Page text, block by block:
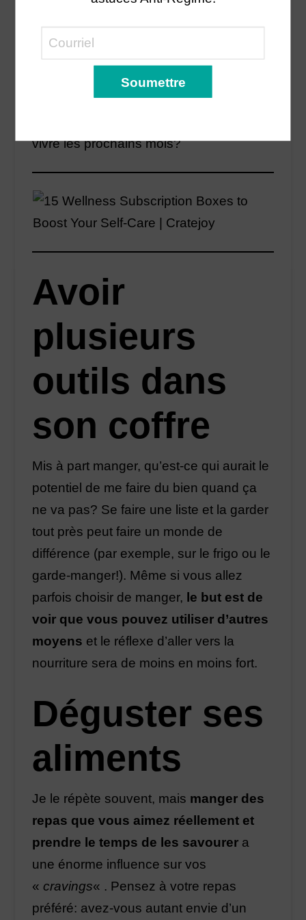
les
solutions?
Puisque nous ne sommes pas sortis du
vivre les prochains mois?
Avoir
plusieurs
outils dans
son coffre
Mis à part manger, qu’est-ce qui aurait le
potentiel de me faire du bien quand ça
ne va pas? Se faire une liste et la garder
tout près peut faire un monde de
différence (par exemple, sur le frigo ou le
garde-manger!). Même si vous allez
parfois choisir de manger, le but est de
voir que vous pouvez utiliser d’autres
moyens et le réflexe d’aller vers la
nourriture sera de moins en moins fort.
Déguster ses
aliments
Je le répète souvent, mais manger des
repas que vous aimez réellement et
prendre le temps de les savourer a
une énorme influence sur vos
«cravings« . Pensez à votre repas
préféré: avez-vous autant envie d’un